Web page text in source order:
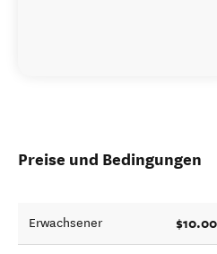
Preise und Bedingungen
Erwachsener